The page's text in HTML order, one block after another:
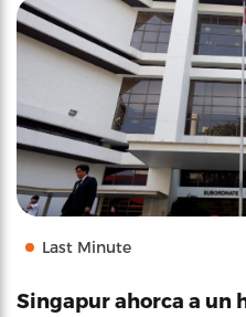
Last Minute
Singapur ahorca a un